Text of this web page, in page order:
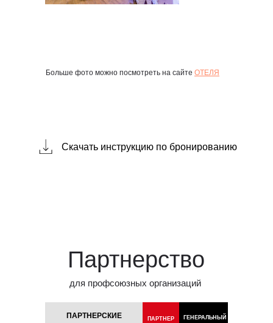
Больше фото можно посмотреть на сайте ОТЕЛЯ
Скачать инструкцию по бронированию
Партнерство
ПАРТНЕРСКИЕ
ПАРТНЕР
ГЕНЕРАЛЬНЫЙ
для профсоюзных организаций